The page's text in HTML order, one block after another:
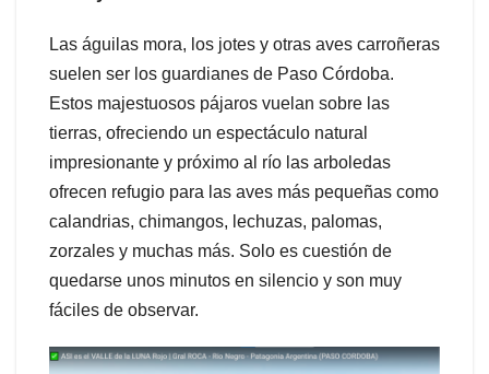
Las águilas mora, los jotes y otras aves carroñeras
suelen ser los guardianes de Paso Córdoba.
Estos majestuosos pájaros vuelan sobre las
tierras, ofreciendo un espectáculo natural
impresionante y próximo al río las arboledas
ofrecen refugio para las aves más pequeñas como
calandrias, chimangos, lechuzas, palomas,
zorzales y muchas más. Solo es cuestión de
quedarse unos minutos en silencio y son muy
fáciles de observar.